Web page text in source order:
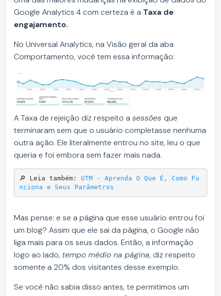
Google Analytics 4 com certeza é a Taxa de
engajamento.
No Universal Analytics, na Visão geral da aba
Comportamento, você tem essa informação:
A Taxa de rejeição diz respeito asessõesque
terminaram sem que o usuário completasse nenhuma
outra ação. Ele literalmente entrou no site, leu o que
queria e foi embora sem fazer mais nada.
🔎 Leia também: UTM - Aprenda O Que É, Como Fu
nciona e Seus Parâmetros
Mas pense: e se a página que esse usuário entrou foi
um blog? Assim que ele sai da página, o Google não
liga mais para os seus dados. Então, a informação
logo ao lado, tempo médio na página, diz respeito
somente a 20% dos visitantes desse exemplo.
Se você não sabia disso antes, te permitimos um